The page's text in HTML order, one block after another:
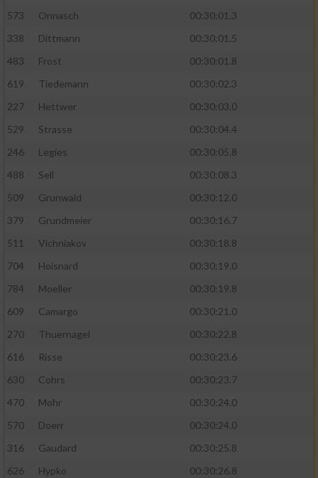
573
Onnasch
00:30:01.3
338
Dittmann
00:30:01.5
483
Frost
00:30:01.8
619
Tiedemann
00:30:02.3
227
Hettwer
00:30:03.0
529
Strasse
00:30:04.4
246
Legies
00:30:05.8
488
Sell
00:30:08.3
509
Grunwald
00:30:12.0
379
Grundmeier
00:30:16.7
511
Vichniakov
00:30:18.8
704
Hoisnard
00:30:19.0
784
Moeller
00:30:19.8
609
Camargo
00:30:21.0
270
Thuernagel
00:30:22.8
616
Risse
00:30:23.6
630
Cohrs
00:30:23.7
470
Mohr
00:30:24.0
570
Doerr
00:30:24.0
316
Gaudard
00:30:25.8
626
Hypko
00:30:26.8
Verwendung reduzierter Daten zur Auswahl
von Inhalten
IAB-Besonderheiten:
Verwendung genauer Standortdaten
Geräte anhand von aktiv angeforderten
Notwendig
Performance